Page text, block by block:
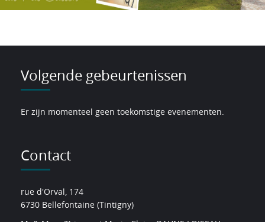
Volgende gebeurtenissen
Er zijn momenteel geen toekomstige evenementen.
Contact
rue d'Orval, 174
6730 Bellefontaine (Tintigny)